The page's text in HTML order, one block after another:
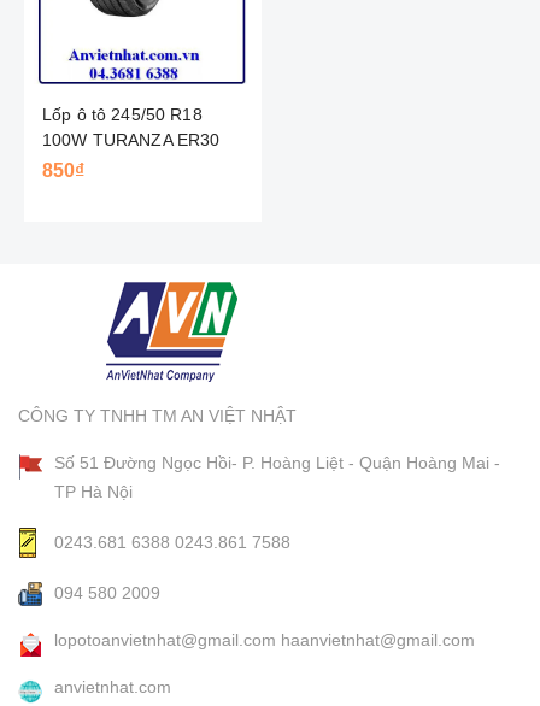
Lốp ô tô 245/50 R18
100W TURANZA ER30
BRIDGESTONE - NHẬT
850₫
CÔNG TY TNHH TM AN VIỆT NHẬT
Số 51 Đường Ngọc Hồi- P. Hoàng Liệt - Quận Hoàng Mai -
TP Hà Nội
0243.681 6388 0243.861 7588
094 580 2009
lopotoanvietnhat@gmail.com haanvietnhat@gmail.com
anvietnhat.com